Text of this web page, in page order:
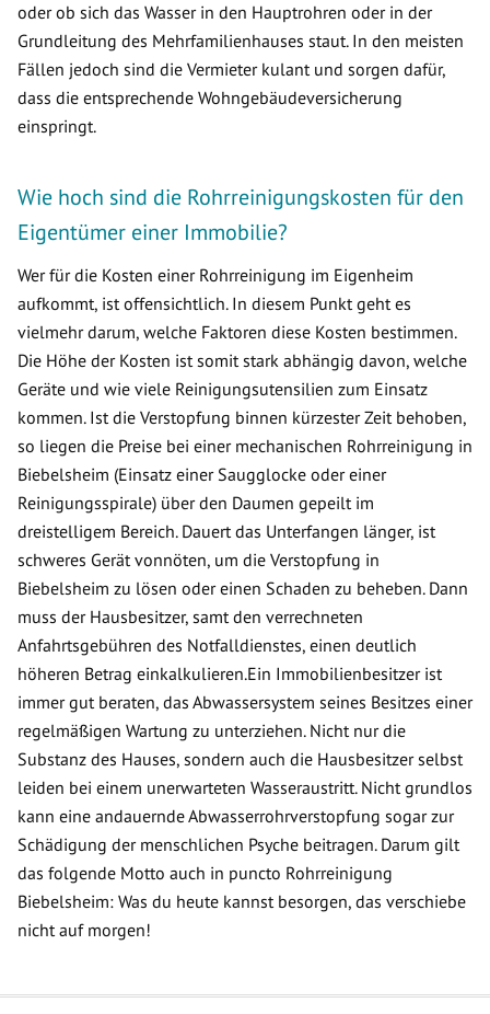
oder ob sich das Wasser in den Hauptrohren oder in der
Grundleitung des Mehrfamilienhauses staut. In den meisten
Fällen jedoch sind die Vermieter kulant und sorgen dafür,
dass die entsprechende Wohngebäudeversicherung
einspringt.
Wie hoch sind die Rohrreinigungskosten für den
Eigentümer einer Immobilie?
Wer für die Kosten einer Rohrreinigung im Eigenheim
aufkommt, ist offensichtlich. In diesem Punkt geht es
vielmehr darum, welche Faktoren diese Kosten bestimmen.
Die Höhe der Kosten ist somit stark abhängig davon, welche
Geräte und wie viele Reinigungsutensilien zum Einsatz
kommen. Ist die Verstopfung binnen kürzester Zeit behoben,
so liegen die Preise bei einer mechanischen Rohrreinigung in
Biebelsheim (Einsatz einer Saugglocke oder einer
Reinigungsspirale) über den Daumen gepeilt im
dreistelligem Bereich. Dauert das Unterfangen länger, ist
schweres Gerät vonnöten, um die Verstopfung in
Biebelsheim zu lösen oder einen Schaden zu beheben. Dann
muss der Hausbesitzer, samt den verrechneten
Anfahrtsgebühren des Notfalldienstes, einen deutlich
höheren Betrag einkalkulieren.Ein Immobilienbesitzer ist
immer gut beraten, das Abwassersystem seines Besitzes einer
regelmäßigen Wartung zu unterziehen. Nicht nur die
Substanz des Hauses, sondern auch die Hausbesitzer selbst
leiden bei einem unerwarteten Wasseraustritt. Nicht grundlos
kann eine andauernde Abwasserrohrverstopfung sogar zur
Schädigung der menschlichen Psyche beitragen. Darum gilt
das folgende Motto auch in puncto Rohrreinigung
Biebelsheim: Was du heute kannst besorgen, das verschiebe
nicht auf morgen!